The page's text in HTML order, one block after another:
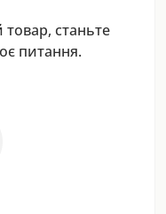
станьте
питання.